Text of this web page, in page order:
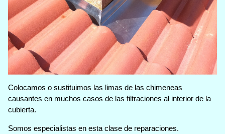
Colocamos o sustituimos las limas de las chimeneas
causantes en muchos casos de las filtraciones al interior de la
cubierta.
Somos especialistas en esta clase de reparaciones.